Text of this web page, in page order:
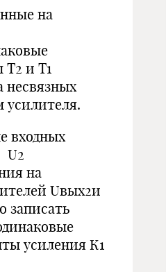
на
Т2 и Т1
несвязных
усилителя.
входных
U2
на
Uвых2и
записать
усиления К1